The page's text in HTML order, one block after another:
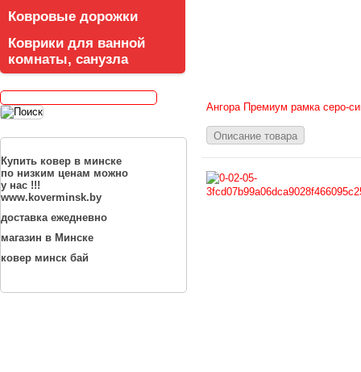
Ковровые дорожки
Коврики для ванной
комнаты, санузла
Купить ковер в минске
по низким ценам можно
у нас !!!
www.koverminsk.by
доставка ежедневно
магазин в Минске
ковер минск бай
Ангора Премиум рамка серо-
Описание товара